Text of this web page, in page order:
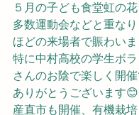
５月の子ども食堂虹の
多数運動会などと重な
ほどの来場者で賑わい
特に中村高校の学生ボ
さんのお陰で楽しく開催
ありがとうございます😊
産直市も開催、有機栽